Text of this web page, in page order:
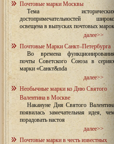
Почтовые марки Москвы
Тема
достопримечательностей
освещена в выпусках почтовых марок
далее>>
Почтовые Марки Санкт–Петербурга
Во времена функционирования
почты Советского Союза в
марки «Санкт&nda
далее>>
Необычные марки ко Дню Святого
Валентина в Москве
Накануне Дня Святого
появилась замечательная идея,
порадовать настоя
далее>>
Почтовые марки в честь известных